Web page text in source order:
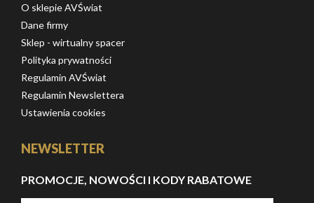
O sklepie AVŚwiat
Dane firmy
Sklep - wirtualny spacer
Polityka prywatności
Regulamin AVŚwiat
Regulamin Newslettera
Ustawienia cookies
NEWSLETTER
PROMOCJE, NOWOŚCI I KODY RABATOWE